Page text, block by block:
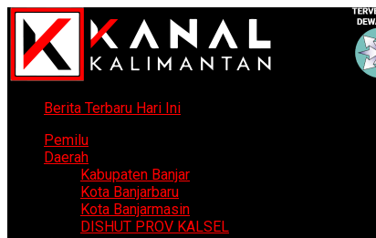
Berita Terbaru Hari Ini
Pemilu
Daerah
Kabupaten Banjar
Kota Banjarbaru
Kota Banjarmasin
DISHUT PROV KALSEL